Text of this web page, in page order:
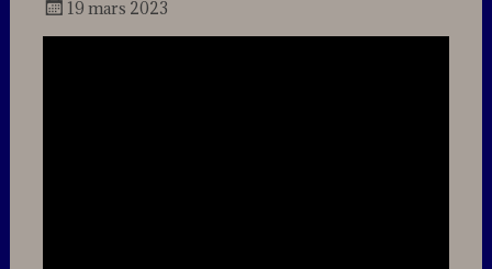
19 mars 2023
Docteur